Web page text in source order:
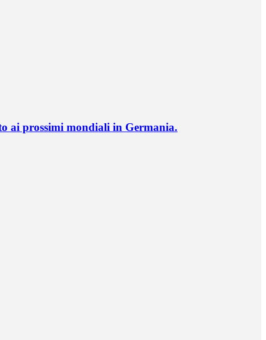
ai prossimi mondiali in Germania.